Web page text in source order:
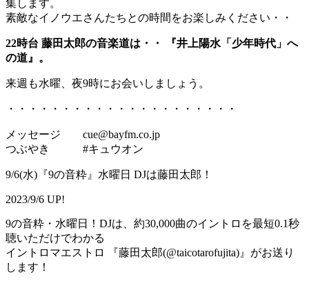
集します。
素敵なイノウエさんたちとの時間をお楽しみください・・
22時台 藤田太郎の音楽道は・・ 『井上陽水「少年時代」へ
の道』。
来週も水曜、夜9時にお会いしましょう。
・・・・・・・・・・・・・・・・・・・・・
メッセージ cue@bayfm.co.jp
つぶやき #キュウオン
9/6(水)『9の音粋』水曜日 DJは藤田太郎！
2023/9/6 UP!
9の音粋・水曜日！DJは、約30,000曲のイントロを最短0.1秒
聴いただけでわかる
イントロマエストロ 『藤田太郎(@taicotarofujita)』がお送り
します！